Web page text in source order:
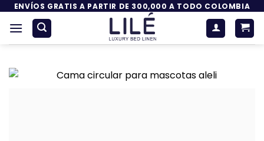
Saltar
contenido
ENVÍOS GRATIS A PARTIR DE 300,000 A TODO COLOMBIA